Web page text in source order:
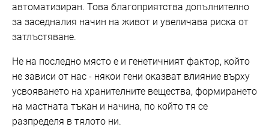
автоматизиран. Това благоприятства допълнително
за заседналия начин на живот и увеличава риска от
затлъстяване.
Не на последно място е и генетичният фактор, който
не зависи от нас - някои гени оказват влияние върху
усвояването на хранителните вещества, формирането
на мастната тъкан и начина, по който тя се
разпределя в тялото ни.